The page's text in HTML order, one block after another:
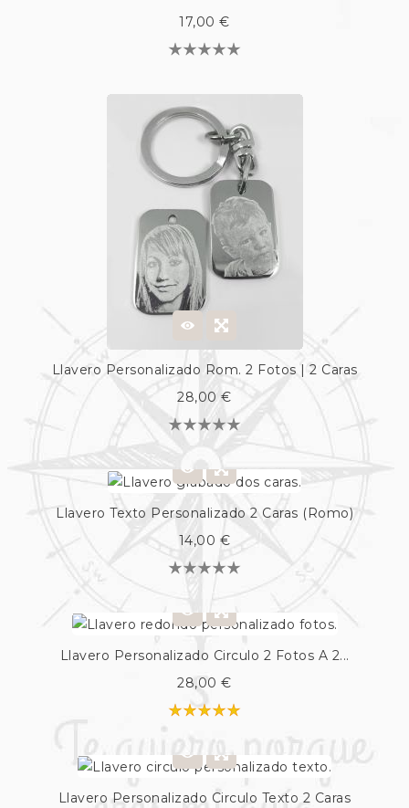
17,00 €
Llavero Personalizado Rom. 2 Fotos | 2 Caras
28,00 €
Llavero Texto Personalizado 2 Caras (Romo)
14,00 €
Llavero Personalizado Circulo 2 Fotos A 2...
28,00 €
Llavero Personalizado Circulo Texto 2 Caras